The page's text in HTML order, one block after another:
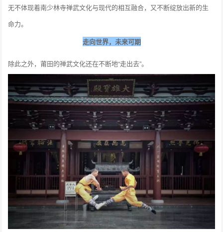
无不体现着南少林寺禅武文化与现代的相互融合，又不断绽放出新的生
命力。
走向世界，未来可期
除此之外，莆田的禅武文化还在不断地“走出去”。